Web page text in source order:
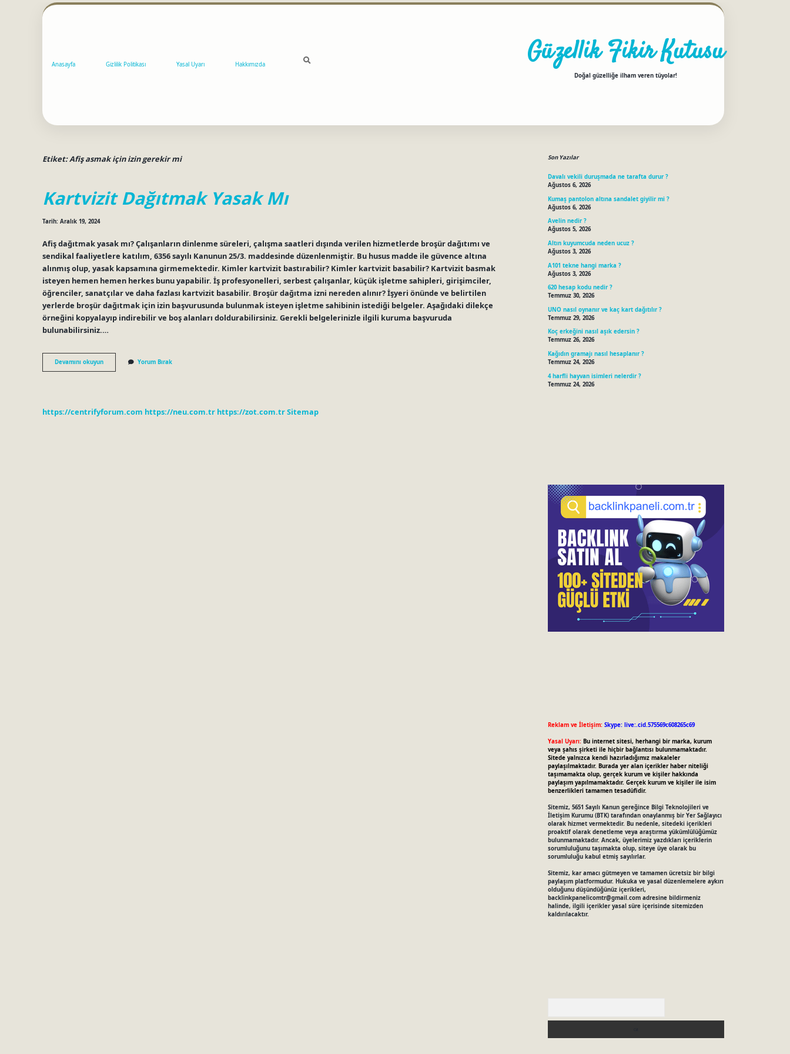
Anasayfa Gizlilik Politikası Yasal Uyarı Hakkımızda Güzellik Fikir Kutusu
Doğal güzelliğe ilham veren tüyolar!
Etiket:Afiş asmak için izin gerekir mi
Kartvizit Dağıtmak Yasak Mı
Tarih: Aralık 19, 2024
Afiş dağıtmak yasak mı? Çalışanların dinlenme süreleri, çalışma saatleri dışında verilen hizmetlerde broşür dağıtımı ve
sendikal faaliyetlere katılım, 6356 sayılı Kanunun 25/3. maddesinde düzenlenmiştir. Bu husus madde ile güvence altına
alınmış olup, yasak kapsamına girmemektedir. Kimler kartvizit bastırabilir? Kimler kartvizit basabilir? Kartvizit basmak
isteyen hemen hemen herkes bunu yapabilir. İş profesyonelleri, serbest çalışanlar, küçük işletme sahipleri, girişimciler,
öğrenciler, sanatçılar ve daha fazlası kartvizit basabilir. Broşür dağıtma izni nereden alınır? İşyeri önünde ve belirtilen
yerlerde broşür dağıtmak için izin başvurusunda bulunmak isteyen işletme sahibinin istediği belgeler. Aşağıdaki dilekçe
örneğini kopyalayıp indirebilir ve boş alanları doldurabilirsiniz. Gerekli belgelerinizle ilgili kuruma başvuruda
bulunabilirsiniz.…
Devamını okuyunKartvizit
Dağıtmak
Yorum Bırak
https://centrifyforum.com https://neu.com.tr https://zot.com.trSitemap
Son Yazılar
Davalı vekili duruşmada ne tarafta durur ?
Ağustos 6, 2026
Kumaş pantolon altına sandalet giyilir mi ?
Ağustos 6, 2026
Avelin nedir ?
Ağustos 5, 2026
Altın kuyumcuda neden ucuz ?
Ağustos 3, 2026
A101 tekne hangi marka ?
Ağustos 3, 2026
620 hesap kodu nedir ?
Temmuz 30, 2026
UNO nasıl oynanır ve kaç kart dağıtılır ?
Temmuz 29, 2026
Koç erkeğini nasıl aşık edersin ?
Temmuz 26, 2026
Kağıdın gramajı nasıl hesaplanır ?
Temmuz 24, 2026
4 harfli hayvan isimleri nelerdir ?
Temmuz 24, 2026
Reklam ve İletişim: Skype: live:.cid.575569c608265c69
Yasal Uyarı: Bu internet sitesi, herhangi bir marka, kurum
veya şahıs şirketi ile hiçbir bağlantısı bulunmamaktadır.
Sitede yalnızca kendi hazırladığımız makaleler
paylaşılmaktadır. Burada yer alan içerikler haber niteliği
taşımamakta olup, gerçek kurum ve kişiler hakkında
paylaşım yapılmamaktadır. Gerçek kurum ve kişiler ile isim
benzerlikleri tamamen tesadüfidir.
Sitemiz, 5651 Sayılı Kanun gereğince Bilgi Teknolojileri ve
İletişim Kurumu (BTK) tarafından onaylanmış bir Yer Sağlayıcı
olarak hizmet vermektedir. Bu nedenle, sitedeki içerikleri
proaktif olarak denetleme veya araştırma yükümlülüğümüz
bulunmamaktadır. Ancak, üyelerimiz yazdıkları içeriklerin
sorumluluğunu taşımakta olup, siteye üye olarak bu
sorumluluğu kabul etmiş sayılırlar.
Sitemiz, kar amacı gütmeyen ve tamamen ücretsiz bir bilgi
paylaşım platformudur. Hukuka ve yasal düzenlemelere aykırı
olduğunu düşündüğünüz içerikleri,
backlinkpanelicomtr@gmail.comadresine bildirmeniz
halinde, ilgili içerikler yasal süre içerisinde sitemizden
kaldırılacaktır.